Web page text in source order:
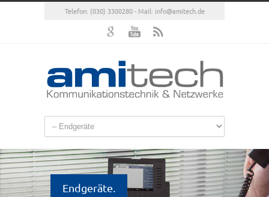
Telefon: (030) 3300280 - Mail: info@amitech.de
Endgeräte.